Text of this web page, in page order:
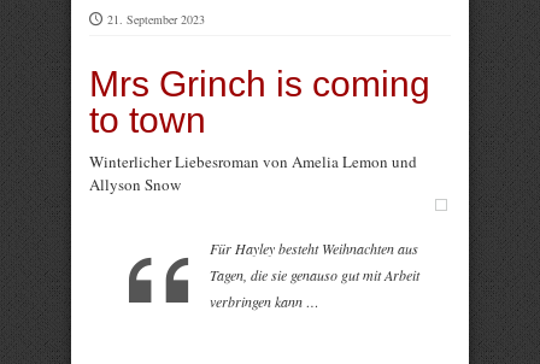
21. September 2023
Mrs Grinch is coming
to town
Winterlicher Liebesroman von Amelia Lemon und
Allyson Snow
Für Hayley besteht Weihnachten aus
Tagen, die sie genauso gut mit Arbeit
verbringen kann …